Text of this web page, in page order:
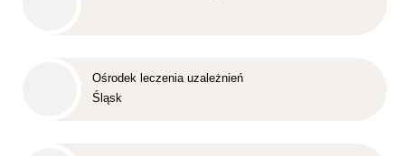
Ośrodek leczenia uzależnień
Śląsk